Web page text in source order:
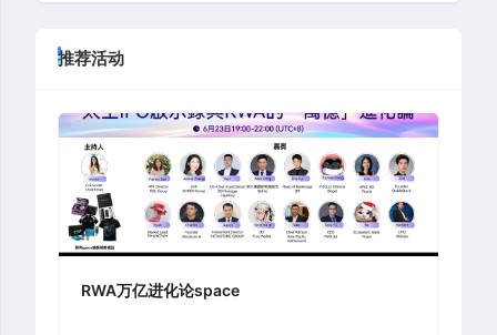
推荐活动
RWA万亿进化论space